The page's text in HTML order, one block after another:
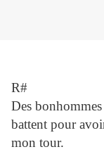
R#
Des
battent pour
mon tour.